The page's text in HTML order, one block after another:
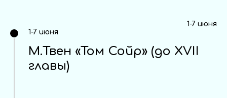
1-7 июня
1-7 июня
М.Твен «Том Сойр» (до XVII
главы)